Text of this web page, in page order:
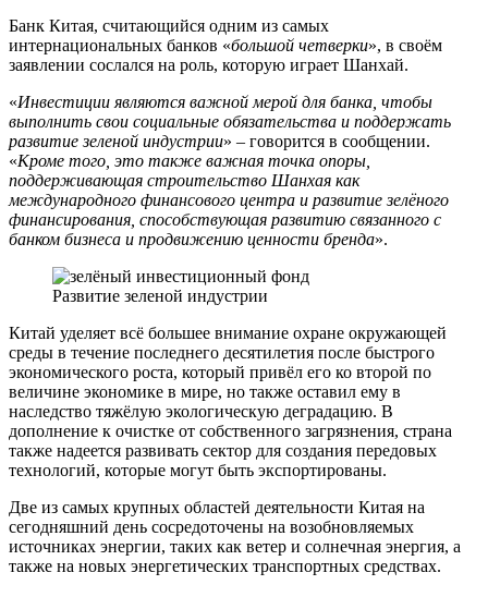
Банк Китая, считающийся одним из самых
интернациональных банков «большой четверки», в своём
заявлении сослался на роль, которую играет Шанхай.
«Инвестиции являются важной мерой для банка, чтобы
выполнить свои социальные обязательства и поддержать
развитие зеленой индустрии» – говорится в сообщении.
«Кроме того, это также важная точка опоры,
поддерживающая строительство Шанхая как
международного финансового центра и развитие зелёного
финансирования, способствующая развитию связанного с
банком бизнеса и продвижению ценности бренда».
Развитие зеленой индустрии
Китай уделяет всё большее внимание охране окружающей
среды в течение последнего десятилетия после быстрого
экономического роста, который привёл его ко второй по
величине экономике в мире, но также оставил ему в
наследство тяжёлую экологическую деградацию. В
дополнение к очистке от собственного загрязнения, страна
также надеется развивать сектор для создания передовых
технологий, которые могут быть экспортированы.
Две из самых крупных областей деятельности Китая на
сегодняшний день сосредоточены на возобновляемых
источниках энергии, таких как ветер и солнечная энергия, а
также на новых энергетических транспортных средствах.